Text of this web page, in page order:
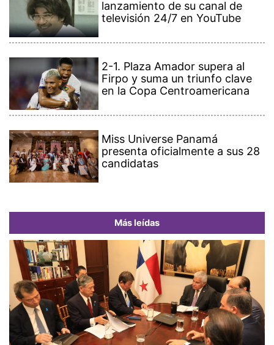
lanzamiento de su canal de
televisión 24/7 en YouTube
2-1. Plaza Amador supera al
Firpo y suma un triunfo clave
en la Copa Centroamericana
Miss Universe Panamá
presenta oficialmente a sus 28
candidatas
Más leídas